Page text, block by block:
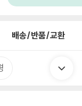
배송/반품/교환